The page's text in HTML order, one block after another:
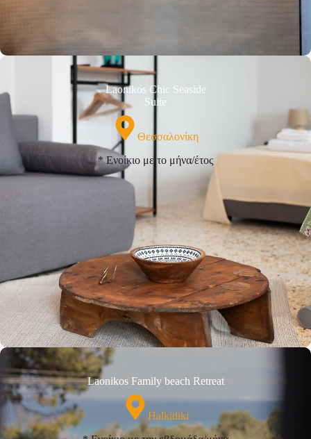
Laonikos Chic Seaside
Suite
Θεσσαλονίκη
* Ενοίκιο με το μήνα/έτος
Laonikos Family beach Retreat
Halkidiki